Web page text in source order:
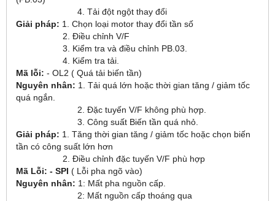
4. Tải đột ngột thay đổi
Giải pháp: 1. Chọn loại motor thay đổi tần số
2. Điều chỉnh V/F
3. Kiểm tra và điều chỉnh PB.03.
4. Kiểm tra tải.
Mã lỗi: - OL2 ( Quá tải biến tần)
Nguyên nhân: 1. Tải quá lớn hoặc thời gian tăng / giảm tốc
quá ngắn.
2. Đặc tuyến V/F không phù hợp.
3. Công suất Biến tần quá nhỏ.
Giải pháp: 1. Tăng thời gian tăng / giảm tốc hoặc chọn biến
tần có công suất lớn hơn
2. Điều chỉnh đặc tuyến V/F phù hợp
Mã Lỗi: - SPI ( Lỗi pha ngõ vào)
Nguyên nhân: 1: Mất pha nguồn cấp.
2: Mất nguồn cấp thoáng qua